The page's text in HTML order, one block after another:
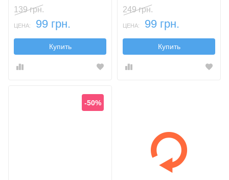
139 грн.
ЦЕНА: 99 грн.
Купить
249 грн.
ЦЕНА: 99 грн.
Купить
-50%